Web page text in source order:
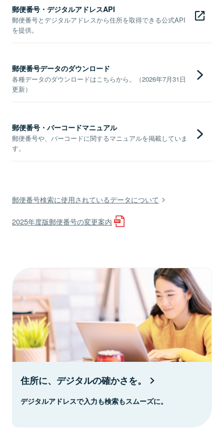
郵便番号・デジタルアドレスAPI
郵便番号とデジタルアドレスから住所を取得できる公式API
を提供。
郵便番号データのダウンロード
各種データのダウンロードはこちらから。（2026年7月31日
更新）
郵便番号・バーコードマニュアル
郵便番号や、バーコードに関するマニュアルを掲載していま
す。
郵便番号検索に使用されているデータについて
2025年度版郵便番号の変更案内
住所に、デジタルの確かさを。
デジタルアドレスで入力も検索もスムーズに。